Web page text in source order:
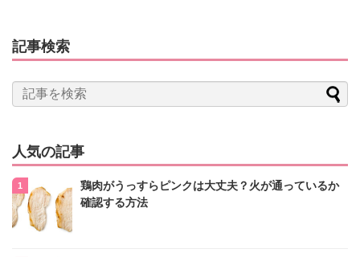
記事検索
人気の記事
鶏肉がうっすらピンクは大丈夫？火が通っているか
確認する方法